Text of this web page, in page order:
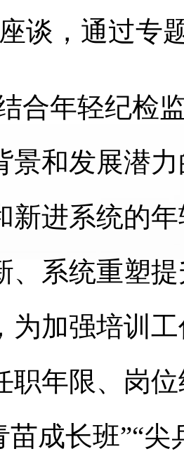
谈，通过专
合年轻纪检
景和发展潜力
新进系统的
、系统重塑
为加强培训
职年限、岗
苗成长班”“